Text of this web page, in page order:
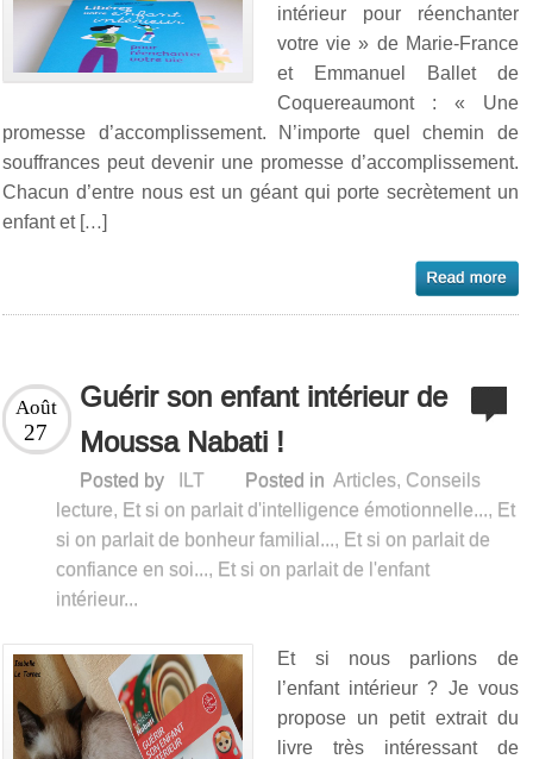
intérieur pour réenchanter
votre vie » de Marie-France
et Emmanuel Ballet de
Coquereaumont : « Une
promesse d’accomplissement. N’importe quel chemin de
souffrances peut devenir une promesse d’accomplissement.
Chacun d’entre nous est un géant qui porte secrètement un
enfant et […]
Guérir son enfant intérieur de
Moussa Nabati !
Août
27
Posted by ILT Posted in Articles, Conseils
lecture, Et si on parlait d'intelligence émotionnelle..., Et
si on parlait de bonheur familial..., Et si on parlait de
confiance en soi..., Et si on parlait de l'enfant
intérieur...
Et si nous parlions de
l’enfant intérieur ? Je vous
propose un petit extrait du
livre très intéressant de